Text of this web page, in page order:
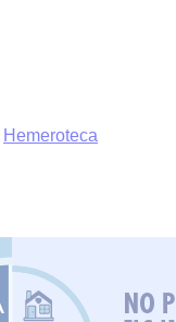
Hemeroteca